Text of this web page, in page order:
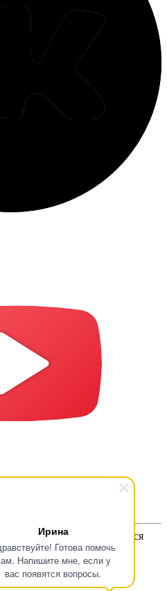
Ирина
Готова помочь
Напишите мне, если у
вас появятся вопросы.
устьевая арматура. Вся
предназначена для
является публичной
уточняйте цены у